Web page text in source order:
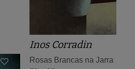
Inos Corradin
Rosas Brancas na Jarra